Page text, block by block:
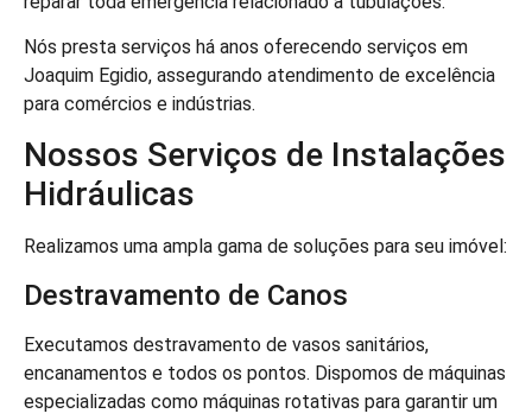
Nós presta serviços há anos oferecendo serviços em
Joaquim Egidio, assegurando atendimento de excelência
para comércios e indústrias.
Nossos Serviços de Instalações
Hidráulicas
Realizamos uma ampla gama de soluções para seu imóvel:
Destravamento de Canos
Executamos destravamento de vasos sanitários,
encanamentos e todos os pontos. Dispomos de máquinas
especializadas como máquinas rotativas para garantir um